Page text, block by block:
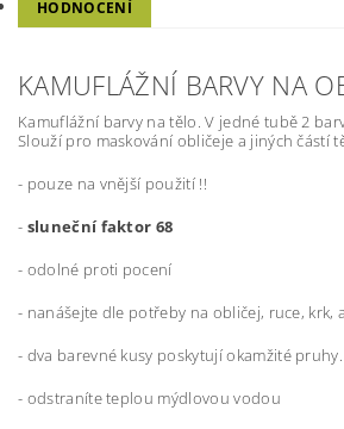
HODNOCENÍ
KAMUFLÁŽNÍ BARVY NA
Kamuflážní barvy na tělo. V jedné tubě 2
Slouží pro maskování obličeje a jiných částí
- pouze na vnější použití !!
- sluneční faktor 68
- odolné proti pocení
- nanášejte dle potřeby na obličej, ruce, krk,
- dva barevné kusy poskytují okamžité pruhy.
- odstraníte teplou mýdlovou vodou